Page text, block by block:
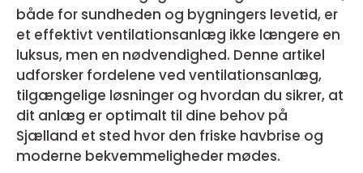
både for sundheden og bygningers levetid, er
et effektivt ventilationsanlæg ikke længere en
luksus, men en nødvendighed. Denne artikel
udforsker fordelene ved ventilationsanlæg,
tilgængelige løsninger og hvordan du sikrer, at
dit anlæg er optimalt til dine behov på
Sjælland et sted hvor den friske havbrise og
moderne bekvemmeligheder mødes.